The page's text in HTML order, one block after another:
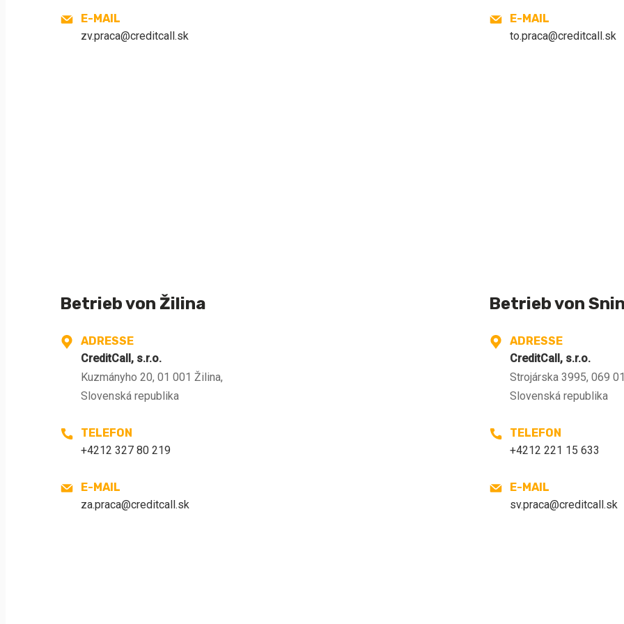
E-MAIL
zv.praca@creditcall.sk
E-MAIL
to.praca@creditcall.sk
Betrieb von Žilina
ADRESSE
CreditCall, s.r.o.
Kuzmányho 20, 01 001 Žilina,
Slovenská republika
TELEFON
+4212 327 80 219
E-MAIL
za.praca@creditcall.sk
Betrieb von
ADRESSE
CreditCall, s.r.o.
Strojárska 3995, 069
Slovenská republika
TELEFON
+4212 221 15 633
E-MAIL
sv.praca@creditcall.sk